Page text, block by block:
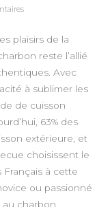
plaisirs de la
reste l’allié
Avec
à sublimer les
de cuisson
63% des
extérieure, et
choisissent le
à cette
ou passionné
au charbon